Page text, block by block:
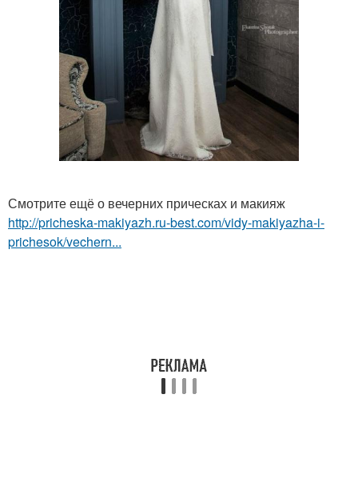
Смотрите ещё о вечерних прическах и макияж
http://pricheska-makiyazh.ru-best.com/vidy-makiyazha-i-
prichesok/vechern...